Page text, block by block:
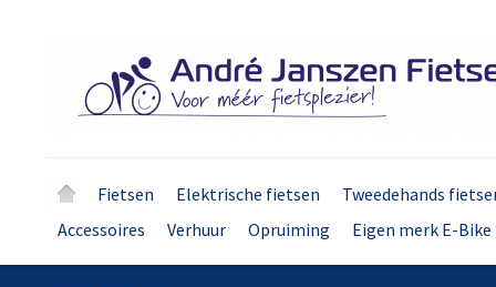
Fietsen Elektrische fietsen
Tweedehands
Accessoires
Verhuur Opruiming Eigen merk E-